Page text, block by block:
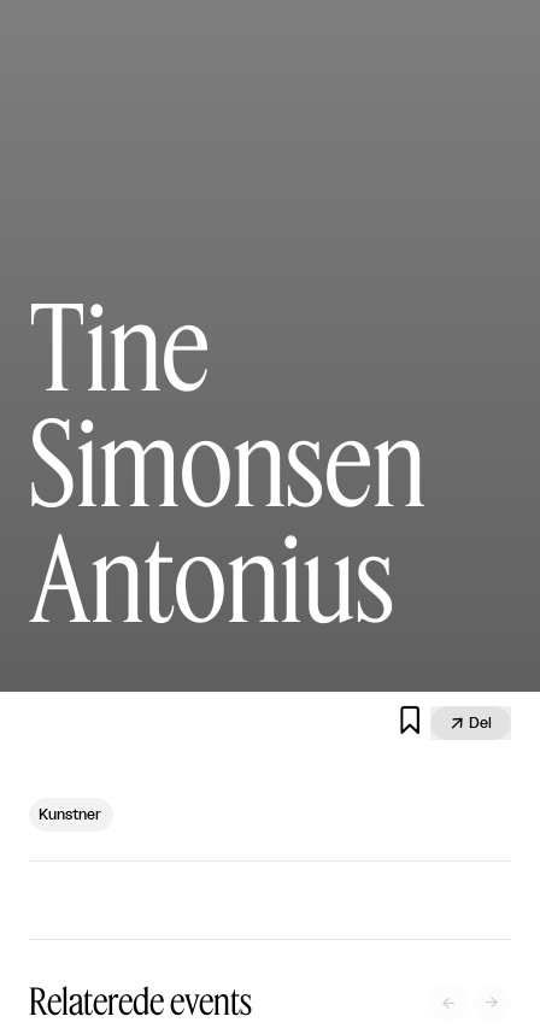
Tine
Simonsen
Antonius
  Del
Kunstner
Relaterede events  